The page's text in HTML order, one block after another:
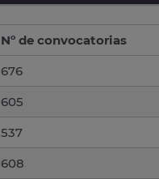
Nº de convocatorias
676
605
537
608